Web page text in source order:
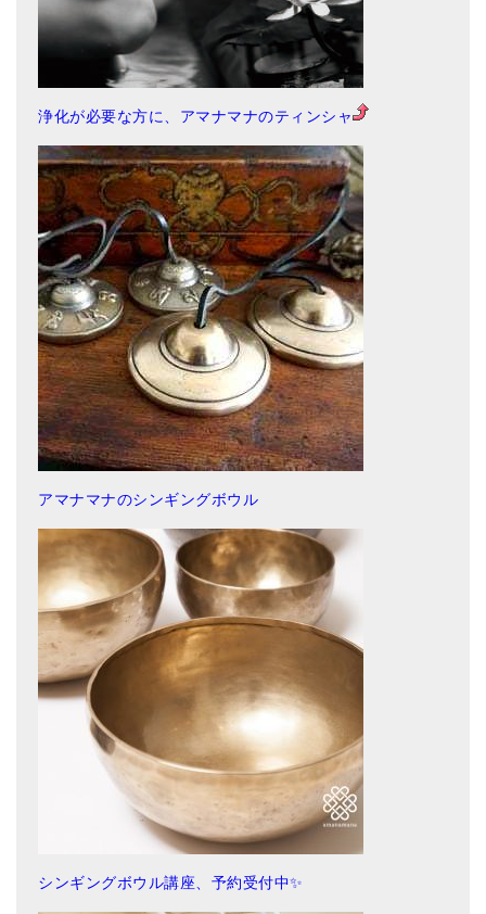
浄化が必要な方に、アマナマナのティンシャ
アマナマナのシンギングボウル
シンギングボウル講座、予約受付中✨